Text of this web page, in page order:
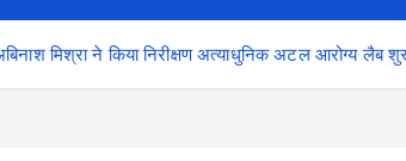
मिश्रा ने किया निरीक्षण अत्याधुनिक अटल आरोग्य लैब